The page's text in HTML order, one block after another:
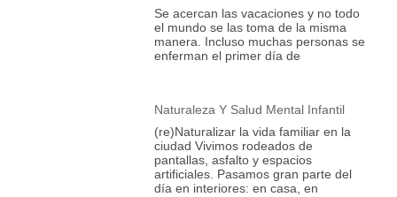
Se acercan las vacaciones y no todo
el mundo se las toma de la misma
manera. Incluso muchas personas se
enferman el primer día de
Naturaleza Y Salud Mental Infantil
(re)Naturalizar la vida familiar en la
ciudad Vivimos rodeados de
pantallas, asfalto y espacios
artificiales. Pasamos gran parte del
día en interiores: en casa, en